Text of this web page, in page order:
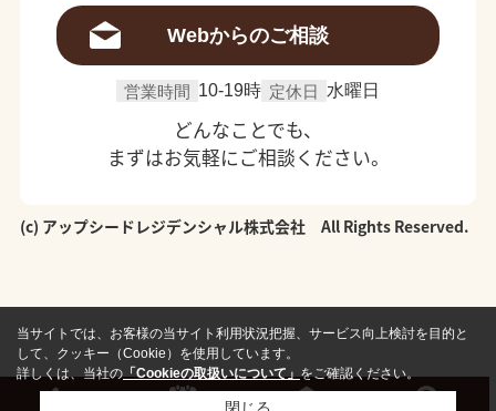
Webからのご相談
営業時間 10-19時 定休日 水曜日
どんなことでも、
まずはお気軽にご相談ください。
(c) アップシードレジデンシャル株式会社 All Rights Reserved.
当サイトでは、お客様の当サイト利用状況把握、サービス向上検討を目的と
して、クッキー（Cookie）を使用しています。
詳しくは、当社の「Cookieの取扱いについて」をご確認ください。